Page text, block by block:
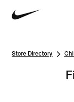
Store Directory